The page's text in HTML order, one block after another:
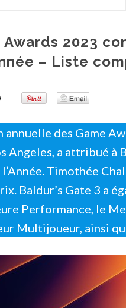
Awards 2023
– Liste
des Game
Angeles, a attribué à
Timothée
Baldur’s Gate 3 a
Performance, le
Multijoueur, ainsi